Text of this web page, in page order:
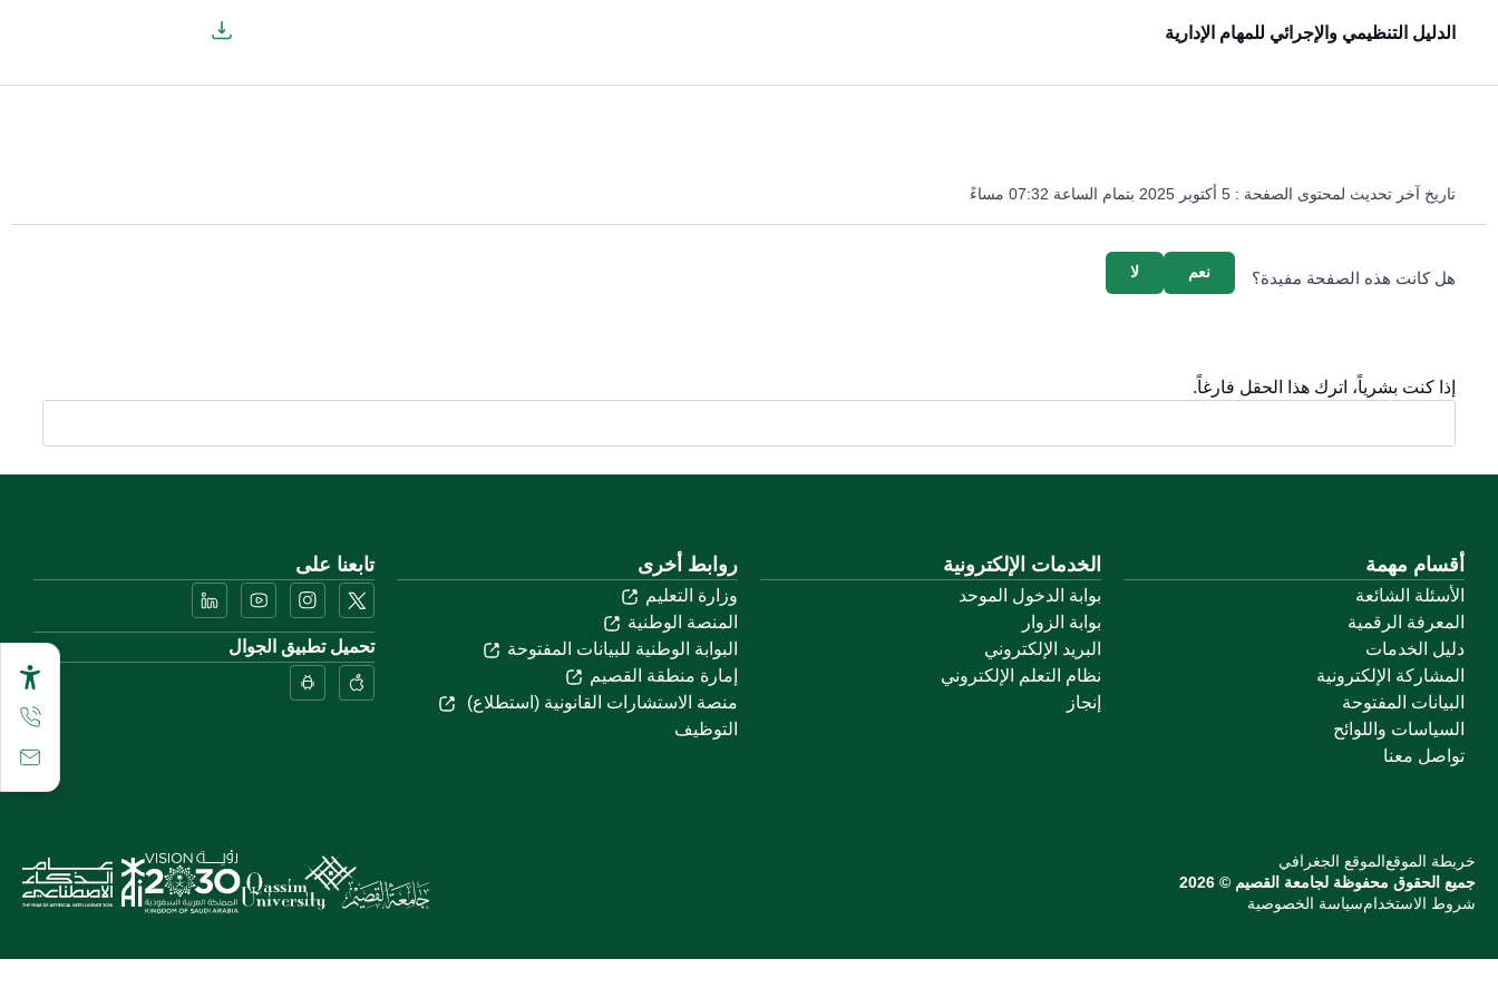
الدليل التنظيمي والإجرائي للمهام الإدارية
تاريخ آخر تحديث لمحتوى الصفحة : 5 أكتوبر 2025 بتمام الساعة 07:32 مساءً
هل كانت هذه الصفحة مفيدة؟ لا نعم
إذا كنت بشرياً، اترك هذا الحقل فارغاً.
أقسام مهمة
الأسئلة الشائعة
المعرفة الرقمية
دليل الخدمات
المشاركة الإلكترونية
البيانات المفتوحة
السياسات واللوائح
تواصل معنا
الخدمات الإلكترونية
بوابة الدخول الموحد
بوابة الزوار
البريد الإلكتروني
نظام التعلم الإلكتروني
إنجاز
روابط أخرى
وزارة التعليم
المنصة الوطنية
البوابة الوطنية للبيانات المفتوحة
إمارة منطقة القصيم
منصة الاستشارات القانونية (استطلاع)
التوظيف
تابعنا على
تحميل تطبيق الجوال
خريطة الموقعالموقع الجغرافي
جميع الحقوق محفوظة لجامعة القصيم © 2026
شروط الاستخدامسياسة الخصوصية